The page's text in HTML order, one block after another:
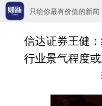
只给你最有价值的新闻
信达证券王健
行业景气程度